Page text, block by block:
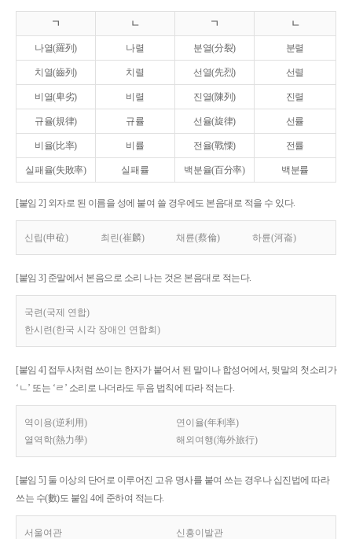
ㄱ ㄴ ㄱ ㄴ
나열(羅列) 나렬 분열(分裂) 분렬
치열(齒列) 치렬 선열(先烈) 선렬
비열(卑劣) 비렬 진열(陳列) 진렬
규율(規律) 규률 선율(旋律) 선률
비율(比率) 비률 전율(戰慄) 전률
실패율(失敗率) 실패률 백분율(百分率) 백분률
[붙임 2] 외자로 된 이름을 성에 붙여 쓸 경우에도 본음대로 적을 수 있다.
신립(申砬) 최린(崔麟) 채륜(蔡倫) 하륜(河崙)
[붙임 3] 준말에서 본음으로 소리 나는 것은 본음대로 적는다.
국련(국제 연합)
한시련(한국 시각 장애인 연합회)
[붙임 4] 접두사처럼 쓰이는 한자가 붙어서 된 말이나 합성어에서, 뒷말의 첫소리가
‘ㄴ’ 또는 ‘ㄹ’ 소리로 나더라도 두음 법칙에 따라 적는다.
역이용(逆利用)
연이율(年利率)
열역학(熱力學)
해외여행(海外旅行)
[붙임 5] 둘 이상의 단어로 이루어진 고유 명사를 붙여 쓰는 경우나 십진법에 따라
쓰는 수(數)도 붙임 4에 준하여 적는다.
서울여관 신흥이발관